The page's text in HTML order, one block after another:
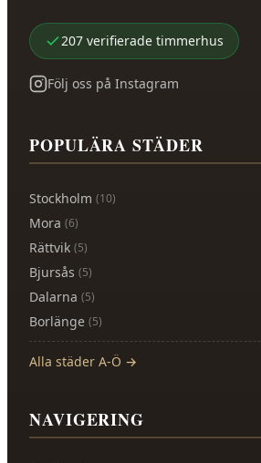
207 verifierade timmerhus
Följ oss på Instagram
POPULÄRA STÄDER
Stockholm (10)
Mora (6)
Rättvik (5)
Bjursås (5)
Dalarna (5)
Borlänge (5)
Alla städer A-Ö →
NAVIGERING